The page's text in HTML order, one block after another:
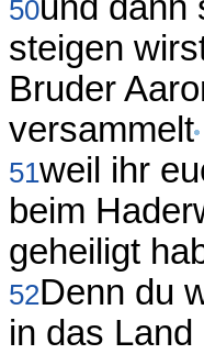
50
steigen
Bruder
versammelt
51weil ihr
beim
geheiligt
52Denn du
in das